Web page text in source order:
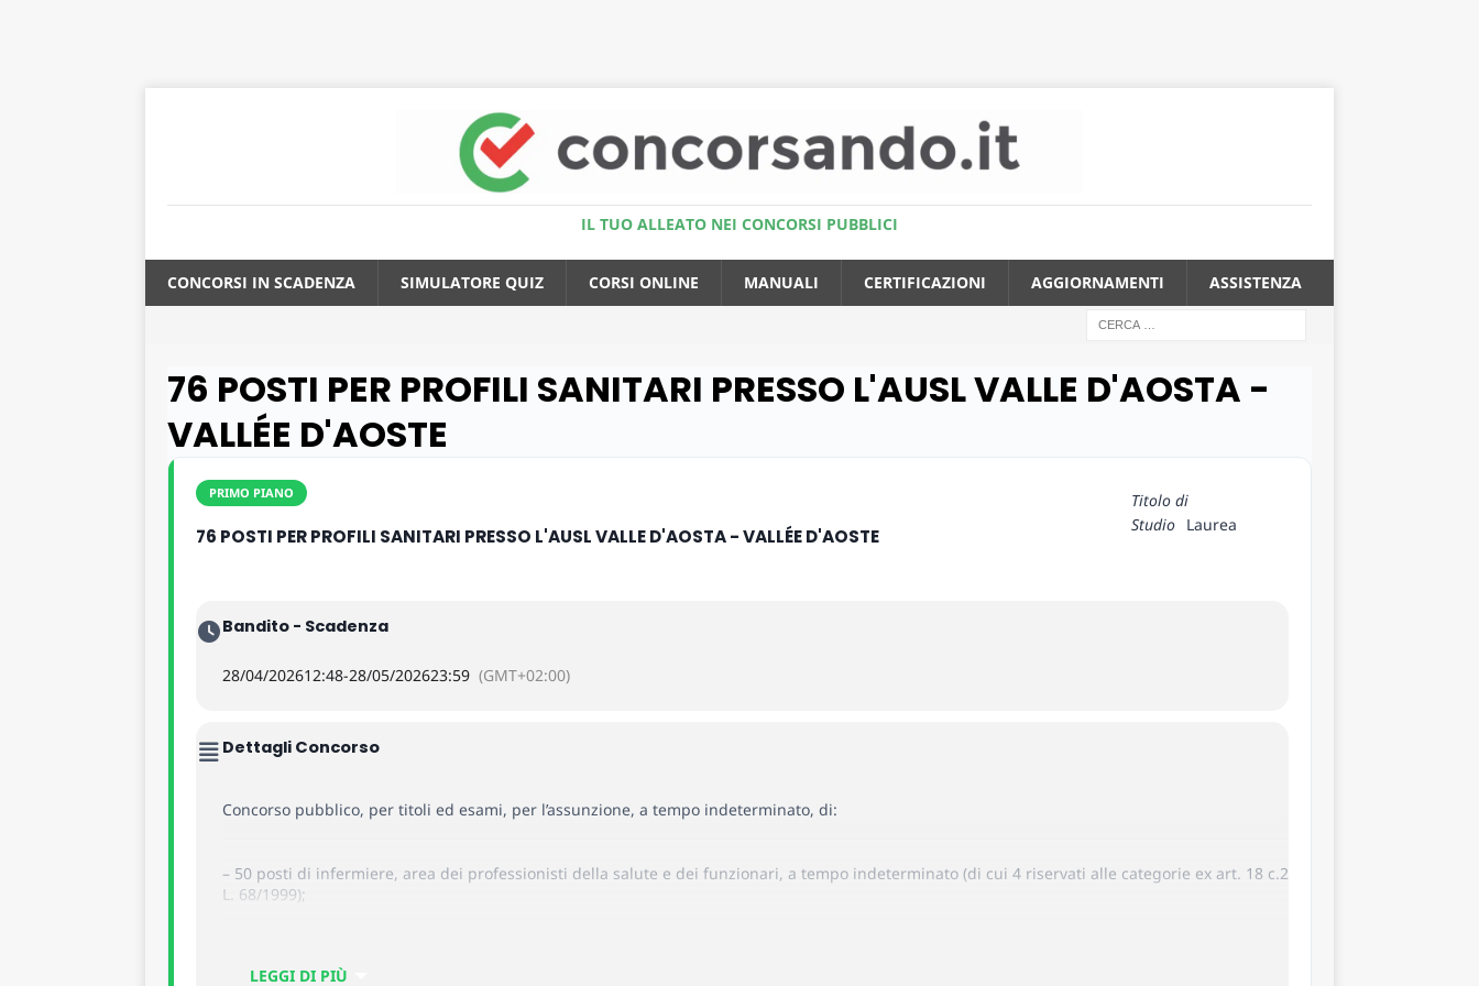
IL TUO ALLEATO NEI CONCORSI PUBBLICI
CONCORSI IN SCADENZA SIMULATORE QUIZ CORSI ONLINE MANUALI CERTIFICAZIONI AGGIORNAMENTI ASSISTENZA
76 POSTI PER PROFILI SANITARI PRESSO L'AUSL VALLE D'AOSTA -
VALLÉE D'AOSTE
PRIMO PIANO
76 POSTI PER PROFILI SANITARI PRESSO L'AUSL VALLE D'AOSTA - VALLÉE D'AOSTE
Titolo di
Studio Laurea
Bandito - Scadenza
28/04/202612:48-28/05/202623:59 (GMT+02:00)
Dettagli Concorso
Concorso pubblico, per titoli ed esami, per l’assunzione, a tempo indeterminato, di:
– 50 posti di infermiere, area dei professionisti della salute e dei funzionari, a tempo indeterminato (di cui 4 riservati alle categorie ex art. 18 c.2
L. 68/1999);
indeterminato;
LEGGI DI PIÙ